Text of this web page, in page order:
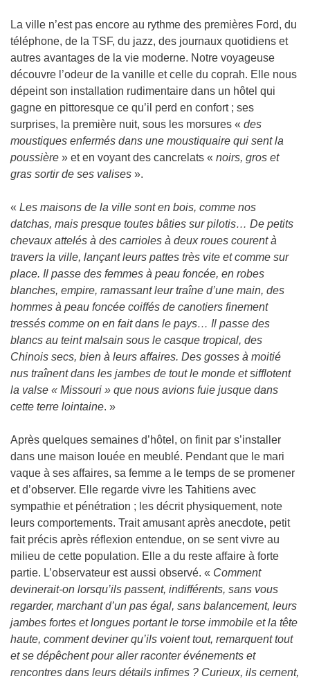
La ville n’est pas encore au rythme des premières Ford, du
téléphone, de la TSF, du jazz, des journaux quotidiens et
autres avantages de la vie moderne. Notre voyageuse
découvre l’odeur de la vanille et celle du coprah. Elle nous
dépeint son installation rudimentaire dans un hôtel qui
gagne en pittoresque ce qu’il perd en confort ; ses
surprises, la première nuit, sous les morsures « des
moustiques enfermés dans une moustiquaire qui sent la
poussière » et en voyant des cancrelats « noirs, gros et
gras sortir de ses valises ».
« Les maisons de la ville sont en bois, comme nos
datchas, mais presque toutes bâties sur pilotis… De petits
chevaux attelés à des carrioles à deux roues courent à
travers la ville, lançant leurs pattes très vite et comme sur
place. Il passe des femmes à peau foncée, en robes
blanches, empire, ramassant leur traîne d’une main, des
hommes à peau foncée coiffés de canotiers finement
tressés comme on en fait dans le pays… Il passe des
blancs au teint malsain sous le casque tropical, des
Chinois secs, bien à leurs affaires. Des gosses à moitié
nus traînent dans les jambes de tout le monde et sifflotent
la valse « Missouri » que nous avions fuie jusque dans
cette terre lointaine. »
Après quelques semaines d’hôtel, on finit par s’installer
dans une maison louée en meublé. Pendant que le mari
vaque à ses affaires, sa femme a le temps de se promener
et d’observer. Elle regarde vivre les Tahitiens avec
sympathie et pénétration ; les décrit physiquement, note
leurs comportements. Trait amusant après anecdote, petit
fait précis après réflexion entendue, on se sent vivre au
milieu de cette population. Elle a du reste affaire à forte
partie. L’observateur est aussi observé. « Comment
devinerait-on lorsqu’ils passent, indifférents, sans vous
regarder, marchant d’un pas égal, sans balancement, leurs
jambes fortes et longues portant le torse immobile et la tête
haute, comment deviner qu’ils voient tout, remarquent tout
et se dépêchent pour aller raconter événements et
rencontres dans leurs détails infimes ? Curieux, ils cernent,